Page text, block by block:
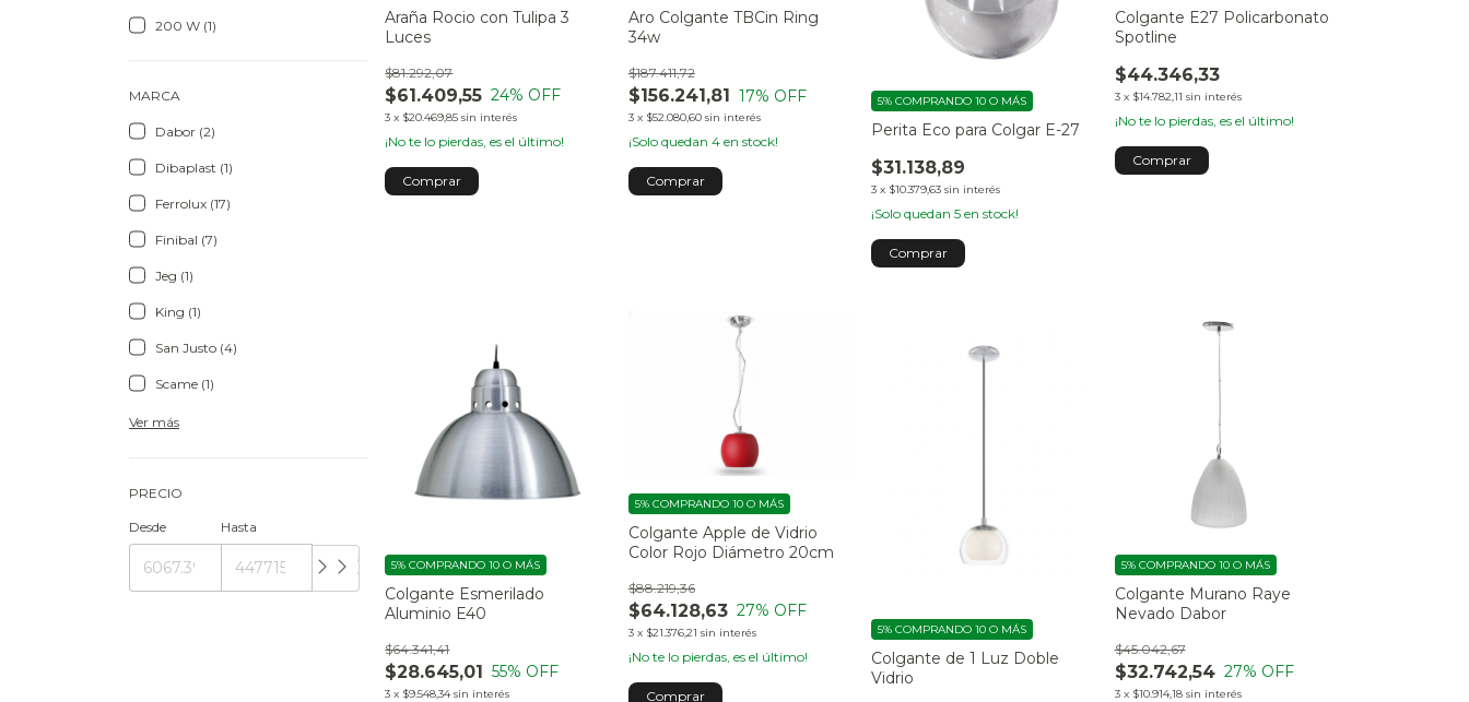
200 W (1)
MARCA
Dabor (2)
Dibaplast (1)
Ferrolux (17)
Finibal (7)
Jeg (1)
King (1)
San Justo (4)
Scame (1)
Ver más
PRECIO
Desde Hasta
Araña Rocio con Tulipa 3
Luces
$61.409,55
$81.292,07
24% OFF
3 x $20.469,85 sin interés
¡No te lo pierdas, es el último!
Comprar
Aro Colgante TBCin Ring
34w
$156.241,81
$187.411,72
17% OFF
3 x $52.080,60 sin interés
¡Solo quedan 4en stock!
Perita Eco para Colgar E-27
$31.138,89
3 x $10.379,63 sin interés
5%COMPRANDO 10 O MÁS
¡Solo quedan5 en stock!
Colgante E27 Policarbonato
Spotline
$44.346,33
3 x $14.782,11 sin interés
¡No te lo pierdas, es el último!
Colgante Esmerilado
Aluminio E40
$28.645,01
$64.341,41
55% OFF
3 x $9.548,34 sin interés
5%COMPRANDO 10 O MÁS
Colgante Apple de Vidrio
Color Rojo Diámetro 20cm
$64.128,63
$88.219,36
27% OFF
3 x $21.376,21 sin interés
5% COMPRANDO 10 O MÁS
¡No te lo pierdas, es el último!
Colgante de 1 Luz Doble
Vidrio
5%COMPRANDO 10 O MÁS
Colgante Murano Raye
Nevado Dabor
$32.742,54
$45.042,67
27% OFF
3 x $10.914,18 sin interés
5% COMPRANDO 10 O MÁS